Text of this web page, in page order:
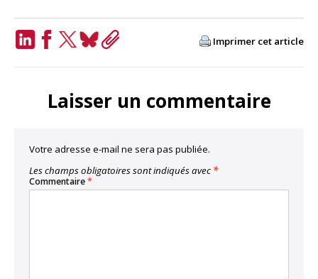
Imprimer cet article
Laisser un commentaire
Votre adresse e-mail ne sera pas publiée.
Les champs obligatoires sont indiqués avec *
Commentaire*